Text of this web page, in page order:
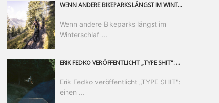
WENN ANDERE BIKEPARKS LÄNGST IM WINTERSCHLAF SIND, IST MAN IN SAALFELDEN LEOGANG IMMER NOCH AM MOUNTAINBIKEN. IST DER HERBST DIE SCHÖNSTE ZEIT DES JAHRES? AUF DEN TRAILS RUND UM SAALFELDEN LEOGANG UND IM EPIC BIKEPARK LEOGANG IST ER DAS AUF JEDEN FALL – UND DIE GEFÜHLT DIE LÄNGSTE NOCH DAZU. NOCH BIS MINDESTENS 8. NOVEMBER STEHT DAS PINZGAUER MOUNTAINBIKE-PARADIES ALLEN RIDERN OFFEN, DIE EINFACH NICHT GENUG KRIEGEN KÖNNEN. DABEI HÄLT DIE GOLDENE JAHRESZEIT IN SAALFELDEN LEOGANG WEIT MEHR ALS LINES, TRAILS UND HERBSTPANORAMEN BEREIT: MIT DEM BIKE FESTIVAL, VERSCHIEDENEN LADIES SHRED EVENTS UND EINEM DIE GESAMTE SAISON ANDAUERNDEN PHOTO CONTEST ZUM 25-JÄHRIGEN BIKEPARK-JUBILÄUM GIBT ES RUND UM ÖSTERREICHS ÄLTESTEN BIKEPARK EINIGES ZU ERLEBEN.
Wenn andere Bikeparks längst im
Winterschlaf ...
ERIK FEDKO VERÖFFENTLICHT „TYPE SHIT": EINEN 23-MINÜTIGEN MOUNTAINBIKE-FILM, ÜBER DREI JAHRE RUND UM DIE WELT GEDREHT. ZEITGLEICH LAUNCHT ER DIE GLEICHNAMIGE KOLLEKTION SEINER BRAND TYPE. EIN SEGMENT DES FILMS ERSCHEINT SEPARAT AUF RED BULL BIKE.
Erik Fedko veröffentlicht „TYPE SHIT":
einen ...